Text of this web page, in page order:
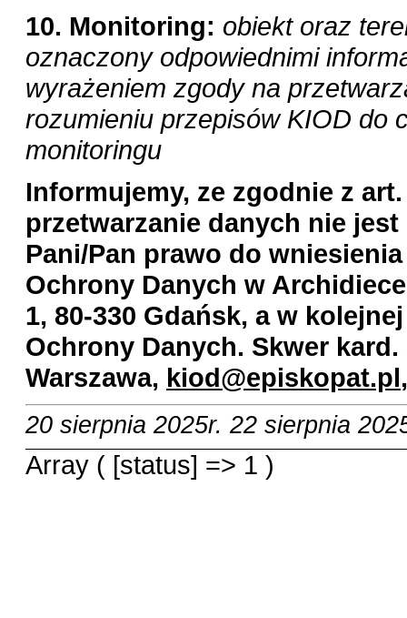
10. Monitoring: obiekt oraz
oznaczony odpowiednimi
wyrażeniem zgody na
rozumieniu przepisów KIOD do
monitoringu
Informujemy, ze zgodnie z
przetwarzanie danych nie jest
Pani/Pan prawo do
Ochrony Danych w
1, 80-330 Gdańsk, a w
Ochrony Danych. Skwer
Warszawa, kiod@episkopat.pl
20 sierpnia 2025r. 22 sierpnia
Array ( [status] => 1 )